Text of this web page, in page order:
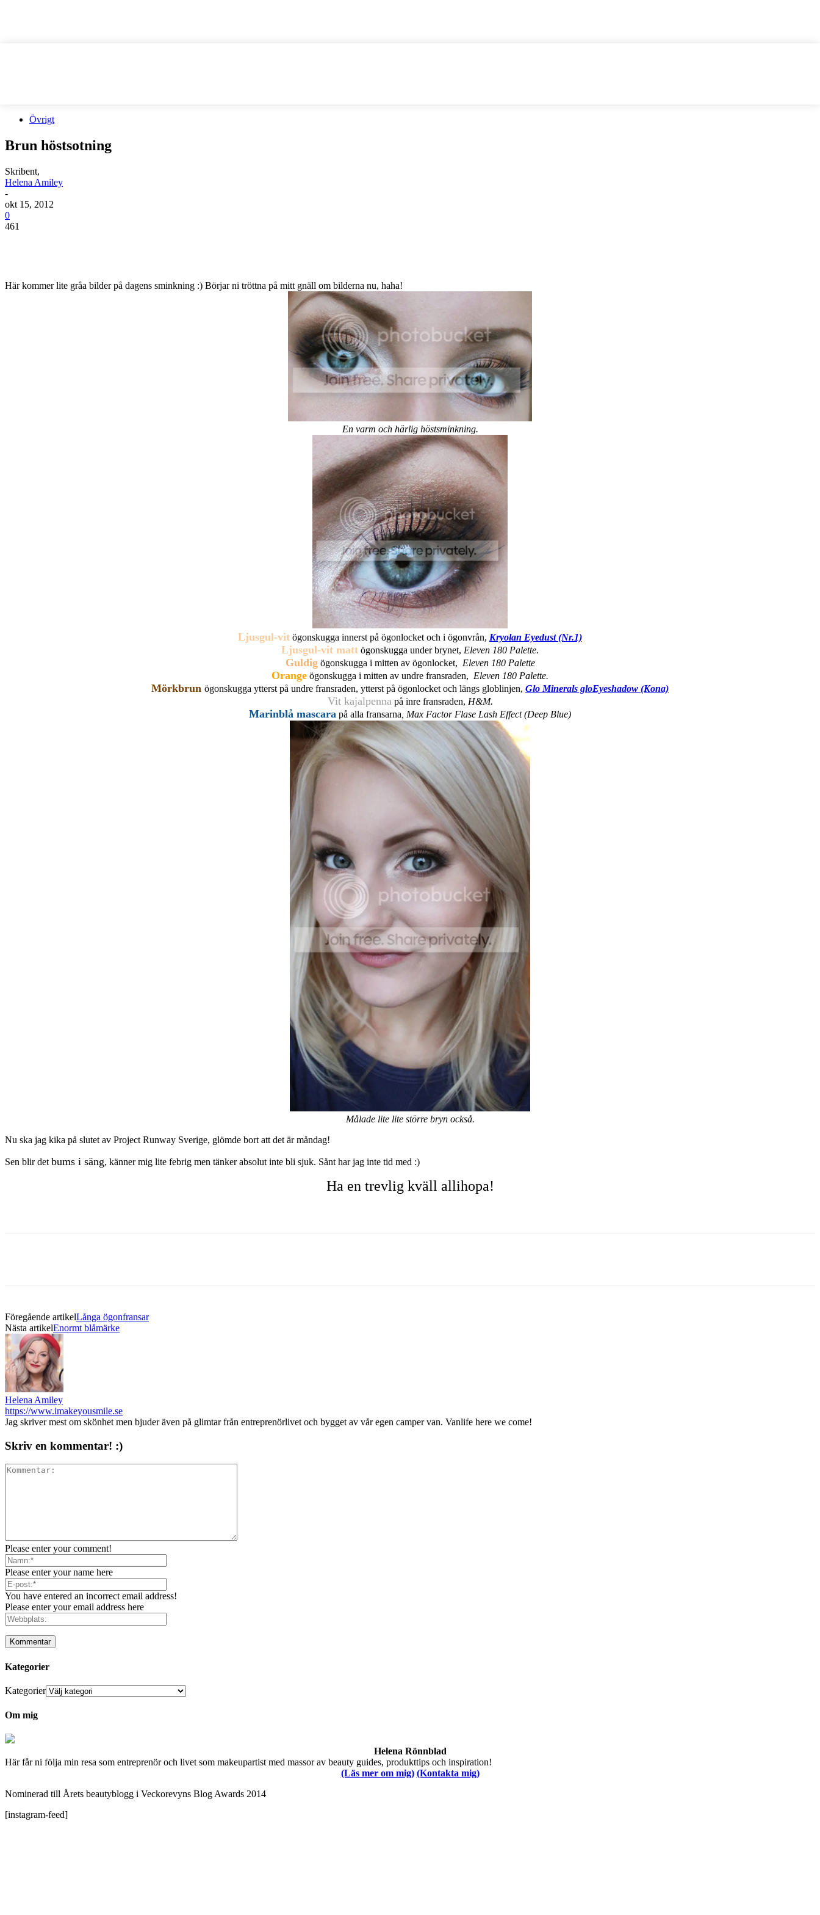
Övrigt
Brun höstsotning
Skribent,
Helena Amiley
-
okt 15, 2012
0
461
Här kommer lite gråa bilder på dagens sminkning :) Börjar ni tröttna på mitt gnäll om bilderna nu, haha!
En varm och härlig höstsminkning.
Ljusgul-vit ögonskugga innerst på ögonlocket och i ögonvrån, Kryolan Eyedust (Nr.1)
Ljusgul-vit matt ögonskugga under brynet, Eleven 180 Palette.
Guldig ögonskugga i mitten av ögonlocket, Eleven 180 Palette
Orange ögonskugga i mitten av undre fransraden, Eleven 180 Palette.
Mörkbrun ögonskugga ytterst på undre fransraden, ytterst på ögonlocket och längs globlinjen, Glo Minerals gloEyeshadow (Kona)
Vit kajalpenna på inre fransraden, H&M.
Marinblå mascara på alla fransarna , Max Factor Flase Lash Effect (Deep Blue)
Målade lite lite större bryn också.
Nu ska jag kika på slutet av Project Runway Sverige, glömde bort att det är måndag!
Sen blir det bums i säng, känner mig lite febrig men tänker absolut inte bli sjuk. Sånt har jag inte tid med :)
Ha en trevlig kväll allihopa!
Föregående artikelLånga ögonfransar
Nästa artikelEnormt blåmärke
Helena Amiley
https://www.imakeyousmile.se
Jag skriver mest om skönhet men bjuder även på glimtar från entreprenörlivet och bygget av vår egen camper van. Vanlife here we come!
Skriv en kommentar! :)
Please enter your comment!
Please enter your name here
You have entered an incorrect email address!
Please enter your email address here
Kategorier
Kategorier
Om mig
Helena Rönnblad
Här får ni följa min resa som entreprenör och livet som makeupartist med massor av beauty guides, produkttips och inspiration!
(Läs mer om mig) (Kontakta mig)
Nominerad till Årets beautyblogg i Veckorevyns Blog Awards 2014
[instagram-feed]